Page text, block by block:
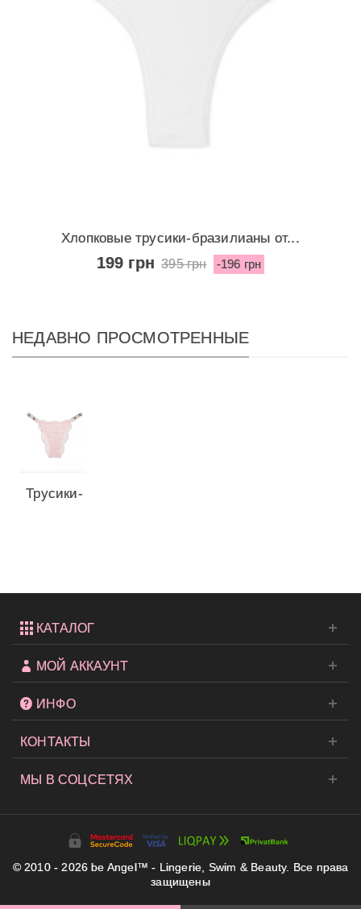
Хлопковые трусики-бразилианы от...
199 грн 395 грн -196 грн
НЕДАВНО ПРОСМОТРЕННЫЕ
Трусики-
КАТАЛОГ
МОЙ АККАУНТ
ИНФО
КОНТАКТЫ
МЫ В СОЦСЕТЯХ
© 2010 - 2026 be Angel™ - Lingerie, Swim & Beauty. Все права
защищены